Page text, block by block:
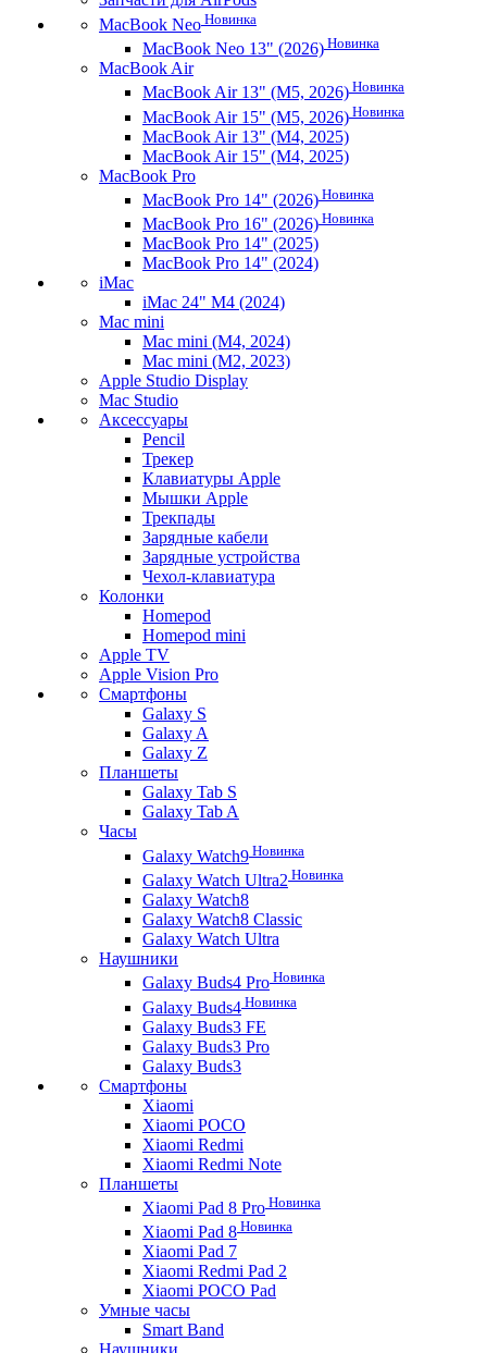
MacBook Neo Новинка
MacBook Neo 13" (2026) Новинка
MacBook Air
MacBook Air 13" (M5, 2026) Новинка
MacBook Air 15" (M5, 2026) Новинка
MacBook Air 13" (M4, 2025)
MacBook Air 15" (M4, 2025)
MacBook Pro
MacBook Pro 14" (2026) Новинка
MacBook Pro 16" (2026) Новинка
MacBook Pro 14" (2025)
MacBook Pro 14" (2024)
iMac
iMac 24" M4 (2024)
Mac mini
Mac mini (M4, 2024)
Mac mini (M2, 2023)
Apple Studio Display
Mac Studio
Аксессуары
Pencil
Трекер
Клавиатуры Apple
Мышки Apple
Трекпады
Зарядные кабели
Зарядные устройства
Чехол-клавиатура
Колонки
Homepod
Homepod mini
Apple TV
Apple Vision Pro
Смартфоны
Galaxy S
Galaxy A
Galaxy Z
Планшеты
Galaxy Tab S
Galaxy Tab A
Часы
Galaxy Watch9 Новинка
Galaxy Watch Ultra2 Новинка
Galaxy Watch8
Galaxy Watch8 Classic
Galaxy Watch Ultra
Наушники
Galaxy Buds4 Pro Новинка
Galaxy Buds4 Новинка
Galaxy Buds3 FE
Galaxy Buds3 Pro
Galaxy Buds3
Смартфоны
Xiaomi
Xiaomi POCO
Xiaomi Redmi
Xiaomi Redmi Note
Планшеты
Xiaomi Pad 8 Pro Новинка
Xiaomi Pad 8 Новинка
Xiaomi Pad 7
Xiaomi Redmi Pad 2
Xiaomi POCO Pad
Умные часы
Smart Band